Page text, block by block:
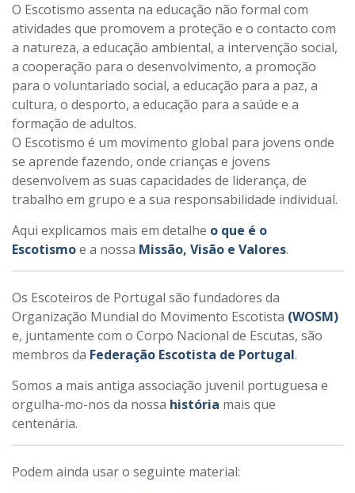
O Escotismo assenta na educação não formal com
atividades que promovem a proteção e o contacto com
a natureza, a educação ambiental, a intervenção social,
a cooperação para o desenvolvimento, a promoção
para o voluntariado social, a educação para a paz, a
cultura, o desporto, a educação para a saúde e a
formação de adultos.
O Escotismo é um movimento global para jovens onde
se aprende fazendo, onde crianças e jovens
desenvolvem as suas capacidades de liderança, de
trabalho em grupo e a sua responsabilidade individual.
Aqui explicamos mais em detalhe o que é o
Escotismoe a nossa Missão, Visão e Valores.
Os Escoteiros de Portugal são fundadores da
Organização Mundial do Movimento Escotista (WOSM)
e, juntamente com o Corpo Nacional de Escutas, são
membros da Federação Escotista de Portugal.
Somos a mais antiga associação juvenil portuguesa e
orgulha-mo-nos da nossa história mais que
centenária.
Podem ainda usar o seguinte material: